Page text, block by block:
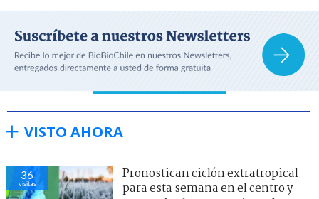
VISTO AHORA
36
visitas
Pronostican ciclón extratropical
para esta semana en el centro y